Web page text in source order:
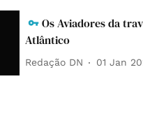
Os Aviadores da
Atlântico
Redação DN 01 Jan